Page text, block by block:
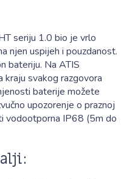
seriju 1.0 bio je vrlo
njen uspijeh i pouzdanost.
bateriju. Na ATIS
kraju svakog razgovora
baterije možete
upozorenje o praznoj
vodootporna IP68 (5m do